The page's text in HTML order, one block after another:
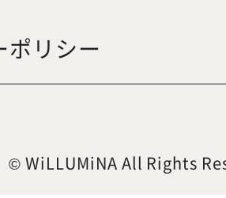
ポリシー
© WiLLUMiNA All Rights